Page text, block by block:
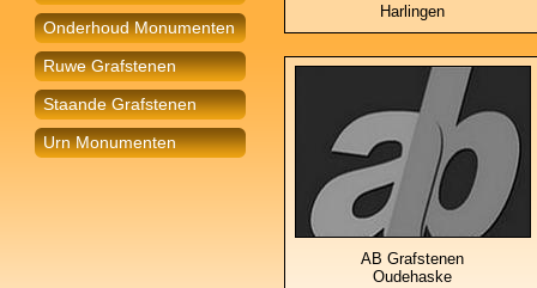
Onderhoud Monumenten
Ruwe Grafstenen
Staande Grafstenen
Urn Monumenten
Harlingen
AB Grafstenen
Oudehaske